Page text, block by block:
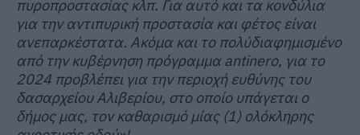
πυροπροστασίας κλπ. Για αυτό και τα κονδύλια
για την αντιπυρική προστασία και φέτος είναι
ανεπαρκέστατα. Ακόμα και το πολύδιαφημισμένο
από την κυβέρνηση πρόγραμμαantinero, για το
2024 προβλέπει για την περιοχή ευθύνης του
δασαρχείου Αλιβερίου, στο οποίο υπάγεται ο
δήμος μας, τον καθαρισμό μίας (1) ολόκληρης